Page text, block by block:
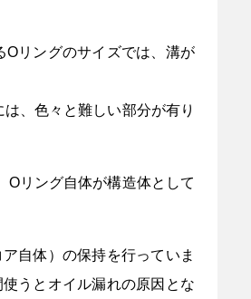
リングのサイズでは、溝が
、色々と難しい部分が有り
Oリング自体が構造体として
自体）の保持を行っていま
うとオイル漏れの原因とな